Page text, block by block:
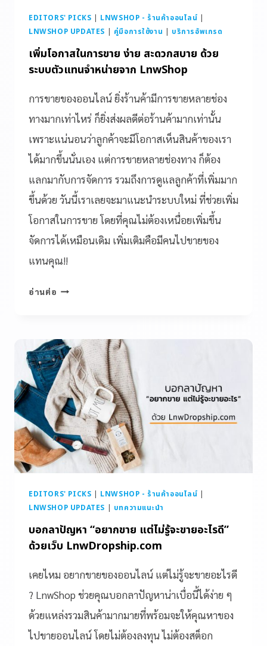
EDITORS' PICKS | LNWSHOP - ร้านค้าออนไลน์ |
LNWSHOP UPDATES | คู่มือการใช้งาน | บริการอัพเกรด
เพิ่มโอกาสในการขาย ง่าย สะดวกสบาย ด้วย
ระบบตัวแทนจำหน่ายจาก LnwShop
การขายของออนไลน์ ยิ่งร้านค้ามีการขายหลายช่อง
ทางมากเท่าไหร่ ก็ยิ่งส่งผลดีต่อร้านค้ามากเท่านั้น
เพราะแน่นอนว่าลูกค้าจะมีโอกาสเห็นสินค้าของเรา
ได้มากขึ้นนั่นเอง แต่การขายหลายช่องทาง ก็ต้อง
แลกมากับการจัดการ รวมถึงการดูแลลูกค้าที่เพิ่มมาก
ขึ้นด้วย วันนี้เราเลยจะมาแนะนำระบบใหม่ ที่ช่วยเพิ่ม
โอกาสในการขาย โดยที่คุณไม่ต้องเหนื่อยเพิ่มขึ้น
จัดการได้เหมือนเดิม เพิ่มเติมคือมีคนไปขายของ
แทนคุณ!!
อ่านต่อ
EDITORS' PICKS | LNWSHOP - ร้านค้าออนไลน์ |
LNWSHOP UPDATES | บทความแนะนำ
บอกลาปัญหา “อยากขาย แต่ไม่รู้จะขายอะไรดี”
ด้วยเว็บ LnwDropship.com
เคยไหม อยากขายของออนไลน์ แต่ไม่รู้จะขายอะไรดี
? LnwShop ช่วยคุณบอกลาปัญหาน่าเบื่อนี้ได้ง่าย ๆ
ด้วยแหล่งรวมสินค้ามากมายที่พร้อมจะให้คุณหาของ
ไปขายออนไลน์ โดยไม่ต้องลงทุน ไม่ต้องสต็อก